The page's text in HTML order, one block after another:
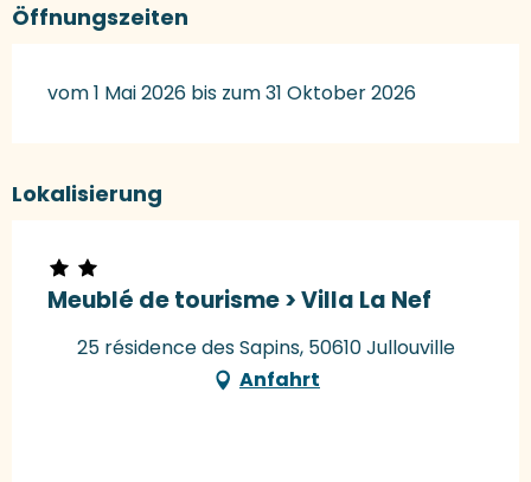
Öffnungszeiten
vom 1 Mai 2026 bis zum 31 Oktober 2026
Lokalisierung
Meublé de tourisme > Villa La Nef
25 résidence des Sapins, 50610 Jullouville
Anfahrt